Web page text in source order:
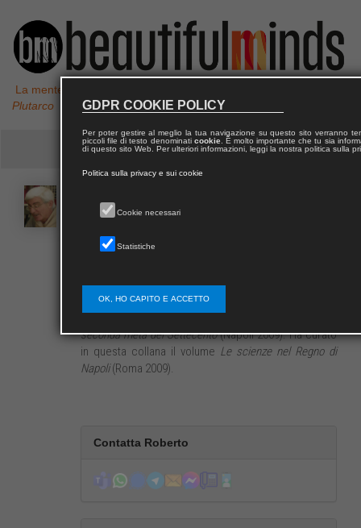
La mente non è un vaso da riempire, ma un fuoco da accendere,
Plutarco
Roberto
Roberto Mazzola è ricercatore CNR presso l’Istituto
Moderno (ISPF) di Napoli. È autore di:
Storia Erudizione. Saggi su Giambattista Vico
2007);Saggisulla cultura medica napoletana della
seconda metà del Settecento(Napoli 2009). Ha curato
in questa collana il volume Le scienze nel Regno di
Napoli(Roma 2009).
Contatta Roberto
GDPR COOKIE POLICY
Per poter gestire al meglio la tua navigazione su questo sito verranno
piccoli file di testo denominati cookie. È molto importante che tu sia
di questo sito Web. Per ulteriori informazioni, leggi la nostra politica sulla
Politica sulla privacy e sui cookie
Cookie necessari
Statistiche
OK, HO CAPITO E ACCETTO